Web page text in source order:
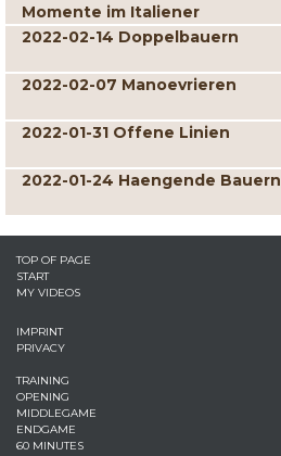
Momente im Italiener
2022-02-14 Doppelbauern
2022-02-07 Manoevrieren
2022-01-31 Offene Linien
2022-01-24 Haengende Bauern
TOP OF PAGE
START
MY VIDEOS
IMPRINT
PRIVACY
TRAINING
OPENING
MIDDLEGAME
ENDGAME
60 MINUTES